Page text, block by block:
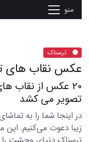
منو
ترسناک
عکس نقاب های
20 عکس از نقاب
تصویر می کشد
در اینجا شما را به